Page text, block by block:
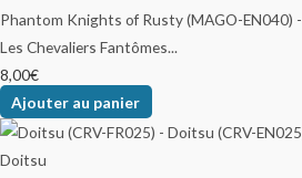
Les Chevaliers Fantômes...
8,00€
Ajouter au panier
Doitsu